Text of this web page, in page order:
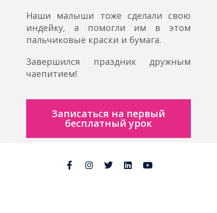
Наши малыши тоже сделали свою
индейку, а помогли им в этом
пальчиковые краски и бумага.
Завершился праздник дружным
чаепитием!
Записаться на первый
бесплатный урок